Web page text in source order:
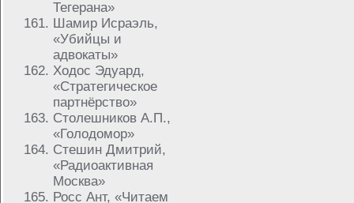
Тегерана»
Шамир Исраэль,
«Убийцы и
адвокаты»
Ходос Эдуард,
«Стратегическое
партнёрство»
Столешников А.П.,
«Голодомор»
Стешин Дмитрий,
«Радиоактивная
Москва»
Росс Ант, «Читаем